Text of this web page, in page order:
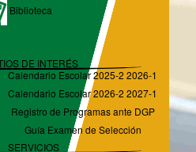
Biblioteca
DE INTERÉS
Calendario Escolar 2025-2 2026-1
Calendario Escolar 2026-2 2027-1
Registro de Programas ante DGP
Guía Examen de Selección
SERVICIOS